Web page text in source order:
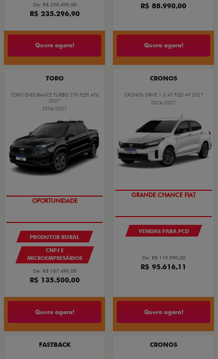
De: R$ 290.490,00
R$ 235.296,90
Quero agora!
R$ 88.990,00
Quero agora!
TORO
TORO ENDURANCE TURBO 270 FLEX AT6
2027
2026/2027
GRANDE CHANCE FIAT
PRODUTOR RURAL
CNPJ E
MICROEMPRESÁRIOS
De: R$ 167.490,00
R$ 135.500,00
Quero agora!
CRONOS
CRONOS DRIVE 1.3 AT FLEX 4P 2027
2026/2027
VENDAS PARA PCD
De: R$ 119.990,00
R$ 95.616,11
Quero agora!
FASTBACK CRONOS